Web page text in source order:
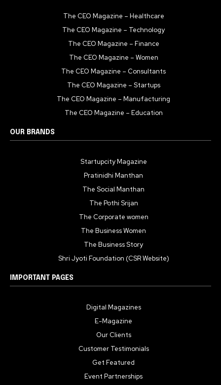
The CEO Magazine – Healthcare
The CEO Magazine – Technology
The CEO Magazine – Finance
The CEO Magazine – Women
The CEO Magazine – Consultants
The CEO Magazine – Startups
The CEO Magazine – Manufacturing
The CEO Magazine – Education
OUR BRANDS
Startupcity Magazine
Pratinidhi Manthan
The Social Manthan
The Pothi Srijan
The Corporate women
The Business Women
The Business Story
Shri Jyoti Foundation (CSR Website)
IMPORTANT PAGES
Digital Magazines
E-Magazine
Our Clients
Customer Testimonials
Get Featured
Event Partnerships